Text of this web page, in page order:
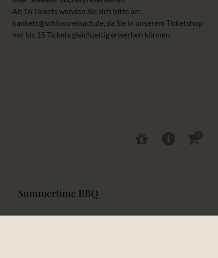
Ab 16 Tickets wenden Sie sich bitte an:
bankett@schlossreinach.de, da Sie in unserem Ticketshop
nur bis 15 Tickets gleichzeitig erwerben können.